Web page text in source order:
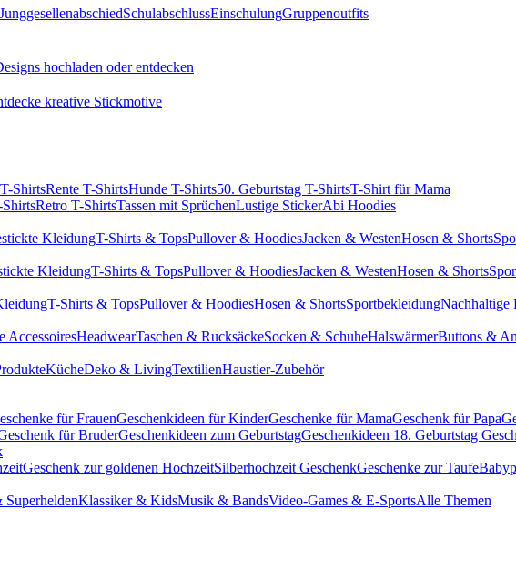
JunggesellenabschiedSchulabschlussEinschulungGruppenoutfits
hochladen oder entdecken
kreative Stickmotive
ShirtsRente T-ShirtsHunde T-Shirts50. Geburtstag T-ShirtsT-Shirt für Mama
Retro T-ShirtsTassen mit SprüchenLustige StickerAbi Hoodies
KleidungT-Shirts & TopsPullover & HoodiesJacken & WestenHosen & Shorts
KleidungT-Shirts & TopsPullover & HoodiesJacken & WestenHosen & Shorts
T-Shirts & TopsPullover & HoodiesHosen & ShortsSportbekleidungNachhaltige
AccessoiresHeadwearTaschen & RucksäckeSocken & SchuheHalswärmerButtons &
KücheDeko & LivingTextilienHaustier-Zubehör
für FrauenGeschenkideen für KinderGeschenke für MamaGeschenk für Papa
für BruderGeschenkideen zum GeburtstagGeschenkideen 18. Geburtstag
Geschenk zur goldenen HochzeitSilberhochzeit GeschenkGeschenke zur Taufe
SuperheldenKlassiker & KidsMusik & BandsVideo-Games & E-SportsAlle Themen